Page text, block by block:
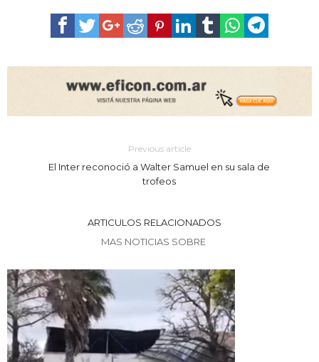
Previous article
El Inter reconoció a Walter Samuel en su sala de
trofeos
ARTICULOS RELACIONADOS
MAS NOTICIAS SOBRE